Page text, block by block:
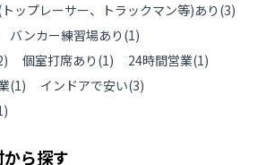
ップレーサー、トラックマン等)あり (3)
バンカー練習場あり (1)
) 個室打席あり (1) 24時間営業(1)
(1) インドアで安い(3)
)
ら探す